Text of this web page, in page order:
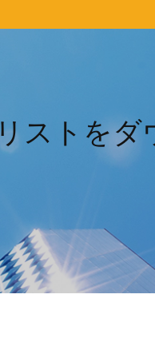
ストをダ